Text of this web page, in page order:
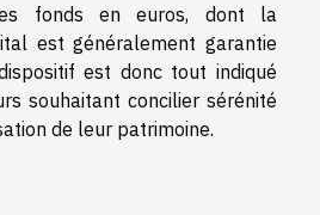
fonds en euros, dont la
est généralement garantie
est donc tout indiqué
souhaitant concilier sérénité
de leur patrimoine.